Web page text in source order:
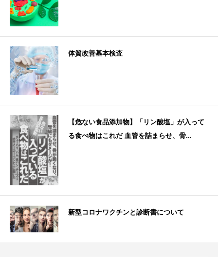
体質改善基本検査
【危ない食品添加物】「リン酸塩」が入って
る食べ物はこれだ 血管を詰まらせ、骨...
新型コロナワクチンと診断書について